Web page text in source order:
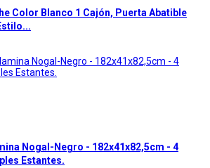
Color Blanco 1 Cajón, Puerta Abatible
Nogal-Negro - 182x41x82,5cm - 4
Estantes.